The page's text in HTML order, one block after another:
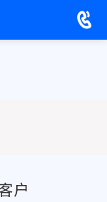
户